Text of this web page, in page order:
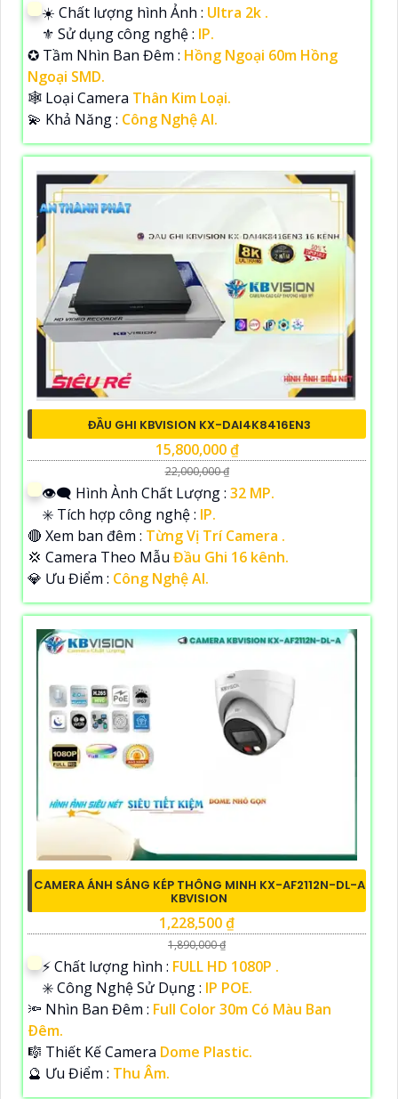
☀️ Chất lượng hình Ảnh : Ultra 2k .
⚜️ Sử dụng công nghệ : IP.
✪ Tầm Nhìn Ban Đêm : Hồng Ngoại 60m Hồng
Ngoại SMD.
🕸️ Loại Camera Thân Kim Loại.
️💫 Khả Năng : Công Nghệ AI.
ĐẦU GHI KBVISION KX-DAI4K8416EN3
15,800,000 ₫
22,000,000 ₫
👁️‍🗨 Hình Ành Chất Lượng : 32 MP.
✳️ Tích hợp công nghệ : IP.
🔴 Xem ban đêm : Từng Vị Trí Camera .
💢 Camera Theo Mẫu Đầu Ghi 16 kênh.
️💎 Ưu Điểm : Công Nghệ AI.
CAMERA ÁNH SÁNG KÉP THÔNG MINH KX-AF2112N-DL-A
KBVISION
1,228,500 ₫
1,890,000 ₫
️⚡ Chất lượng hình : FULL HD 1080P .
✳️ Công Nghệ Sử Dụng : IP POE.
🔦 Nhìn Ban Đêm : Full Color 30m Có Màu Ban
Ðêm.
🎼️ Thiết Kế Camera Dome Plastic.
️🔮 Ưu Điểm : Thu Âm.